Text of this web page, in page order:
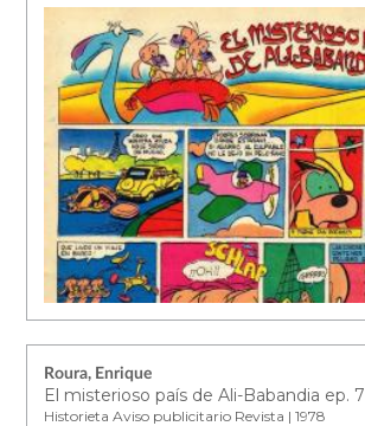
Roura, Enrique
El misterioso país de Ali-Babandia ep. 7
Historieta Aviso publicitario Revista | 1978